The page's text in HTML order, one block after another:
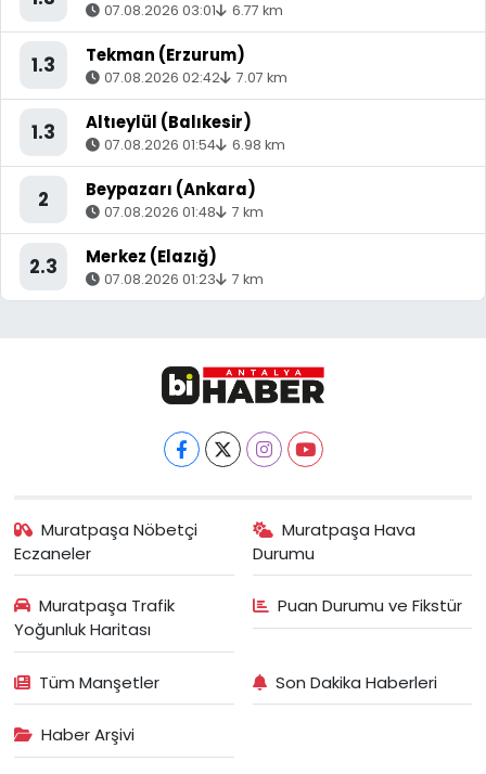
07.08.2026 03:01 6.77 km
1.3 Tekman (Erzurum)
07.08.2026 02:42 7.07 km
1.3 Altıeylül (Balıkesir)
07.08.2026 01:54 6.98 km
2 Beypazarı (Ankara)
07.08.2026 01:48 7 km
2.3 Merkez (Elazığ)
07.08.2026 01:23 7 km
Muratpaşa Nöbetçi
Eczaneler
Muratpaşa Hava
Durumu
Muratpaşa Trafik
Yoğunluk Haritası
Puan Durumu ve Fikstür
Tüm Manşetler Son Dakika Haberleri
Haber Arşivi